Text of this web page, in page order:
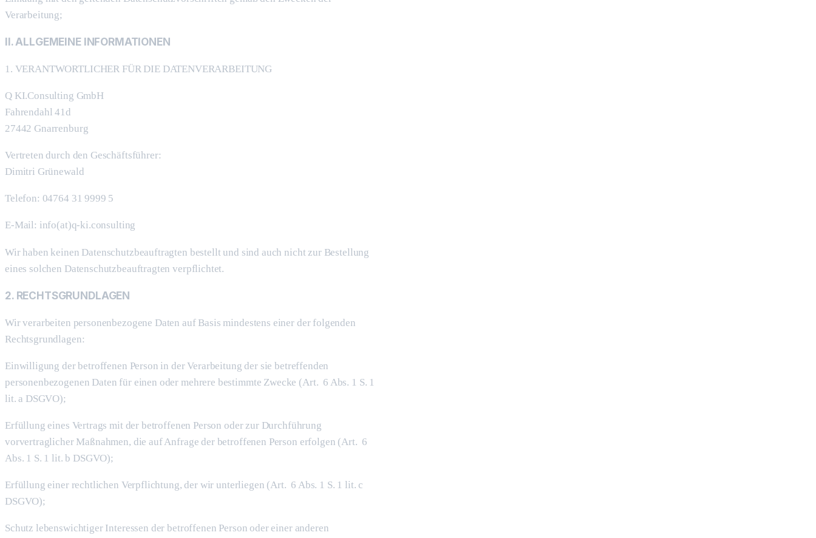
Verarbeitung;
II. ALLGEMEINE INFORMATIONEN
1. VERANTWORTLICHER FÜR DIE DATENVERARBEITUNG
Q KI.Consulting GmbH
Fahrendahl 41d
27442 Gnarrenburg
Vertreten durch den Geschäftsführer:
Dimitri Grünewald
Telefon: 04764 31 9999 5
E-Mail: info(at)q-ki.consulting
Wir haben keinen Datenschutzbeauftragten bestellt und sind auch nicht zur Bestellung
eines solchen Datenschutzbeauftragten verpflichtet.
2. RECHTSGRUNDLAGEN
Wir verarbeiten personenbezogene Daten auf Basis mindestens einer der folgenden
Rechtsgrundlagen:
Einwilligung der betroffenen Person in der Verarbeitung der sie betreffenden
personenbezogenen Daten für einen oder mehrere bestimmte Zwecke (Art. 6 Abs. 1 S. 1
lit. a DSGVO);
Erfüllung eines Vertrags mit der betroffenen Person oder zur Durchführung
vorvertraglicher Maßnahmen, die auf Anfrage der betroffenen Person erfolgen (Art. 6
Abs. 1 S. 1 lit. b DSGVO);
Erfüllung einer rechtlichen Verpflichtung, der wir unterliegen (Art. 6 Abs. 1 S. 1 lit. c
DSGVO);
Schutz lebenswichtiger Interessen der betroffenen Person oder einer anderen